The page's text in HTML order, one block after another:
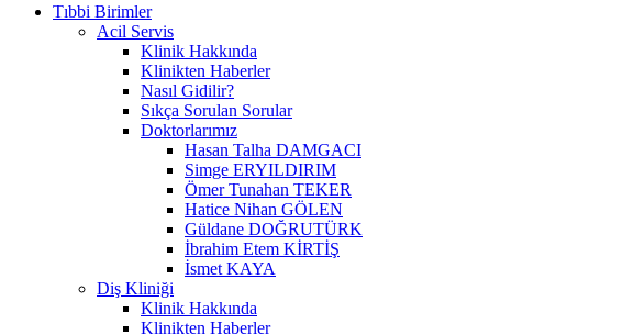
Tıbbi Birimler
Acil Servis
Klinik Hakkında
Klinikten Haberler
Nasıl Gidilir?
Sıkça Sorulan Sorular
Doktorlarımız
Hasan Talha DAMGACI
Simge ERYILDIRIM
Ömer Tunahan TEKER
Hatice Nihan GÖLEN
Güldane DOĞRUTÜRK
İbrahim Etem KİRTİŞ
İsmet KAYA
Diş Kliniği
Klinik Hakkında
Klinikten Haberler